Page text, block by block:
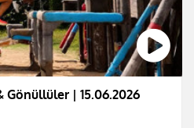
Gönüllüler | 15.06.2026